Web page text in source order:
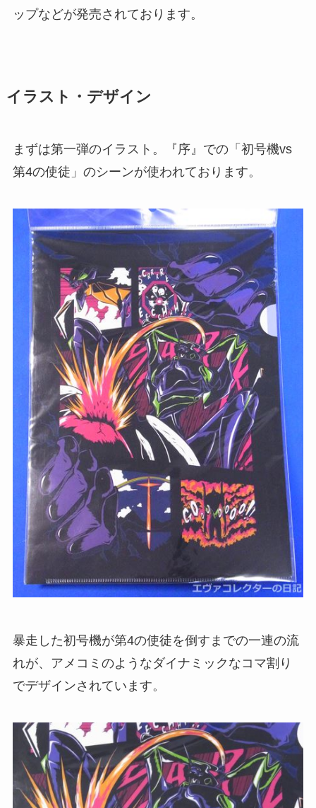
ップなどが発売されております。
イラスト・デザイン
まずは第一弾のイラスト。『序』での「初号機vs
第4の使徒」のシーンが使われております。
暴走した初号機が第4の使徒を倒すまでの一連の流
れが、アメコミのようなダイナミックなコマ割り
でデザインされています。